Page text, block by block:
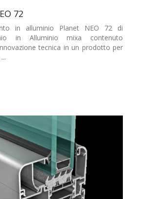
72
in alluminio Planet NEO 72 di
in Alluminio mixa contenuto
tecnica in un prodotto per